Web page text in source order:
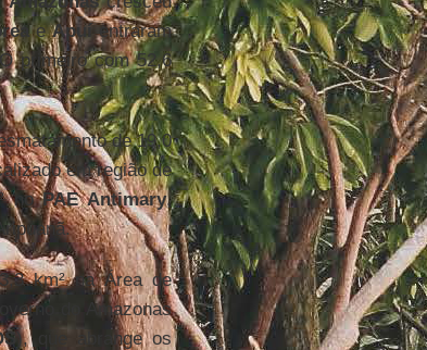
eApuíentraram
primeiro com 52,6
de 19,0
em região de
noPAE Antimary,
km² na Área de
do Amazonas
), que abrange os